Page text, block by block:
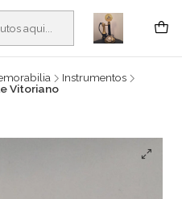
e antiguidades em Viana do
Instrumentos
Vitoriano